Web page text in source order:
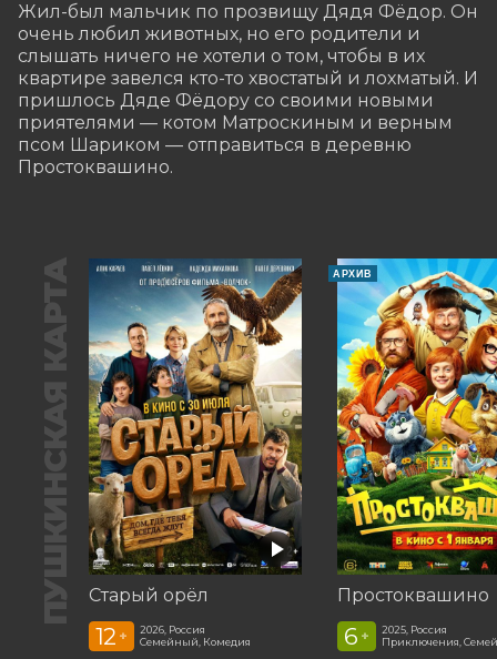
Жил-был мальчик по прозвищу Дядя Фёдор. Он
очень любил животных, но его родители и
слышать ничего не хотели о том, чтобы в их
квартире завелся кто-то хвостатый и лохматый. И
пришлось Дяде Фёдору со своими новыми
приятелями — котом Матроскиным и верным
псом Шариком — отправиться в деревню
Простоквашино.
ПУШКИНСКАЯ КАРТА Старый орёл
12 +
2026, Россия
Семейный, Комедия
АРХИВ
Простоквашино
6 +
2025, Россия
Приключения,